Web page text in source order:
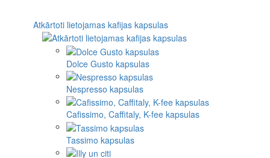
Atkārtoti lietojamas kafijas kapsulas
Dolce Gusto kapsulas
Nespresso kapsulas
Cafissimo, Caffitaly, K-fee kapsulas
Tassimo kapsulas